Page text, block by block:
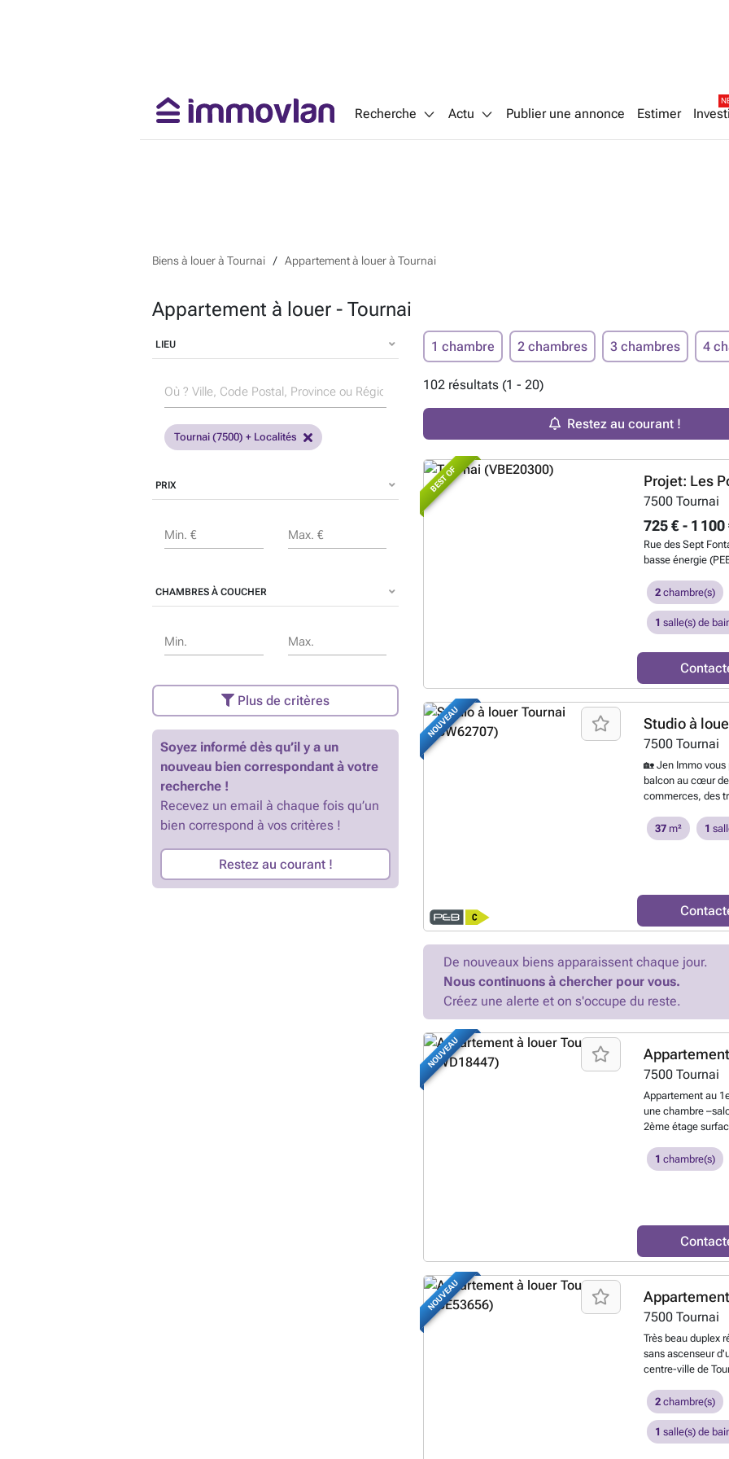
Recherche Actu Publier une annonce Estimer
Biens à louer à Tournai Appartement à louer à Tournai
Appartement à louer - Tournai
LIEU
Tournai (7500) + Localités
PRIX
Min. € Max. €
CHAMBRES À COUCHER
Min. Max.
Plus de critères
Soyez informé dès qu’il y a un
nouveau bien correspondant à votre
recherche !
Recevez un email à chaque fois qu’un
bien correspond à vos critères !
Restez au courant !
1 chambre 2 chambres 3 chambres 4
102 résultats (1 - 20)
Restez au courant !
BEST OF Projet: Les
7500 Tournai
725 € - 1 100
Rue des Sept
basse énergie
appartements
performance
quotidien. Cette
découvrir le
réserver en
appartement
parking, – et son
privative pour les
détails, ces
économies
Un cadre paisible,
pour un quotidien
14h à 18h,
vous déjà chez
réservations
cette occasion
2 chambre(s)
1 salle(s) de
NOUVEAU Studio à
7500 Tournai
🏡 Jen Immo
balcon au cœur de
commerces, des
magnifique vue
comprend : ✨
🛁 Salle de bains
Grand balcon 📦
Provision de
communes, l'eau
dans le parking
Disponible à
kWh/m²/an –
Contactez
contractuelle.
37 m² 1
De nouveaux biens apparaissent chaque jour.
Nous continuons à chercher pour vous.
Créez une alerte et on s'occupe du reste.
NOUVEAU
7500 Tournai
Appartement au
une chambre
2ème étage
d’animaux : 585
1 chambre(s)
NOUVEAU
7500 Tournai
Très beau duplex
sans ascenseur
centre-ville de
chambres, une
séparé et un
privative
les charges
2 chambre(s)
1 salle(s) de